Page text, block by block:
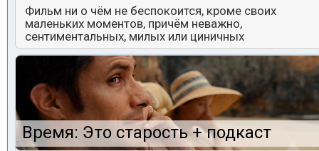
Фильм ни о чём не беспокоится, кроме своих
маленьких моментов, причём неважно,
сентиментальных, милых или циничных
Время: Это старость + подкаст